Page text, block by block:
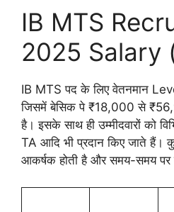
IB MTS
2025 Salary
IB MTS पद के लिए वेतनमान
जिसमें बेसिक पे ₹18,000 से
है। इसके साथ ही उम्मीदवारों को
TA आदि भी प्रदान किए जाते हैं।
आकर्षक होती है और समय-समय पर